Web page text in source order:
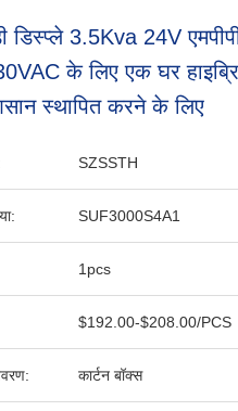
डिस्प्ले 3.5Kva 24V
के लिए एक घर
स्थापित करने के लिए
SZSSTH
SUF3000S4A1
1pcs
$192.00-$208.00/PCS
कार्टन बॉक्स